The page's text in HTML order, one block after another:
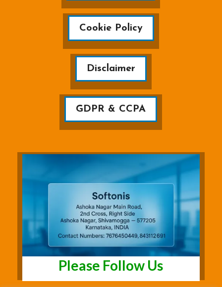
Cookie Policy
Disclaimer
GDPR & CCPA
Please Follow Us